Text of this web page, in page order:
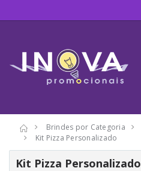
Brindes por Categoria
Kit Pizza Personalizado
Kit Pizza Personalizado